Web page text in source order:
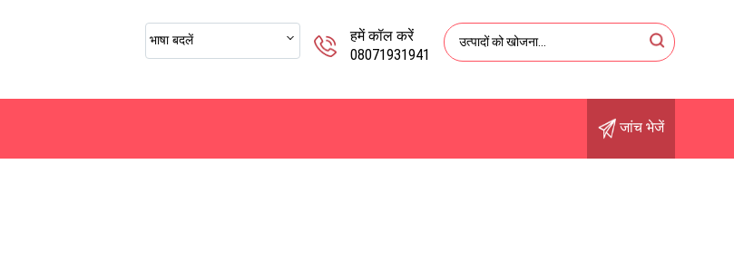
हमें कॉल करें
08071931941
भाषा बदलें
जांच भेजें